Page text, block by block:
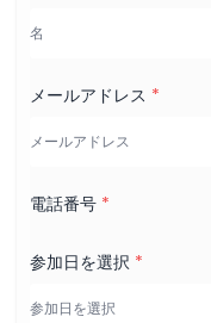
メールアドレス *
電話番号 *
参加日を選択 *